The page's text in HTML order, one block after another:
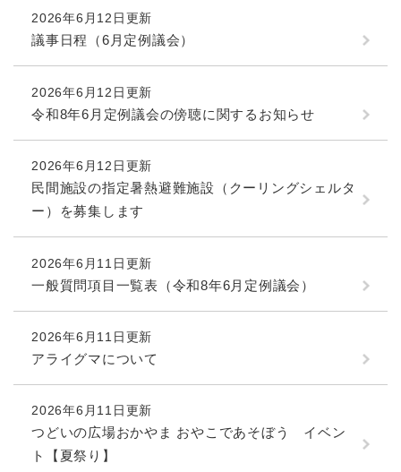
2026年6月12日更新
議事日程（6月定例議会）
2026年6月12日更新
令和8年6月定例議会の傍聴に関するお知らせ
2026年6月12日更新
民間施設の指定暑熱避難施設（クーリングシェルタ
ー）を募集します
2026年6月11日更新
一般質問項目一覧表（令和8年6月定例議会）
2026年6月11日更新
アライグマについて
2026年6月11日更新
つどいの広場おかやま おやこであそぼう イベン
ト【夏祭り】